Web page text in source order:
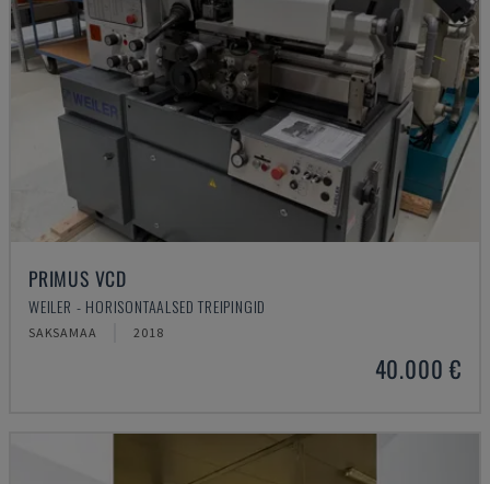
PRIMUS VCD
WEILER - HORISONTAALSED TREIPINGID
SAKSAMAA 2018
40.000 €